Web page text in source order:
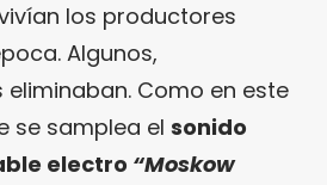
los productores
Algunos,
Como en este
se samplea el sonido
electro “Moskow